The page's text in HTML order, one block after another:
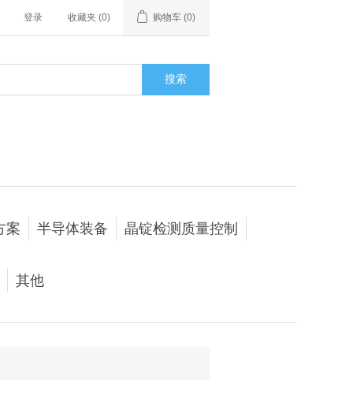
登录 收藏夹 (0) 购物车 (0)
搜索
案 半导体装备 晶锭检测质量控制
其他